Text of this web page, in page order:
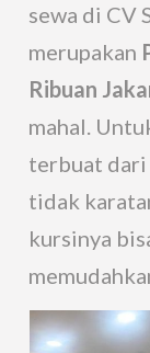
sewa di CV
merupakan
Ribuan
mahal.
terbuat dari
tidak
kursinya